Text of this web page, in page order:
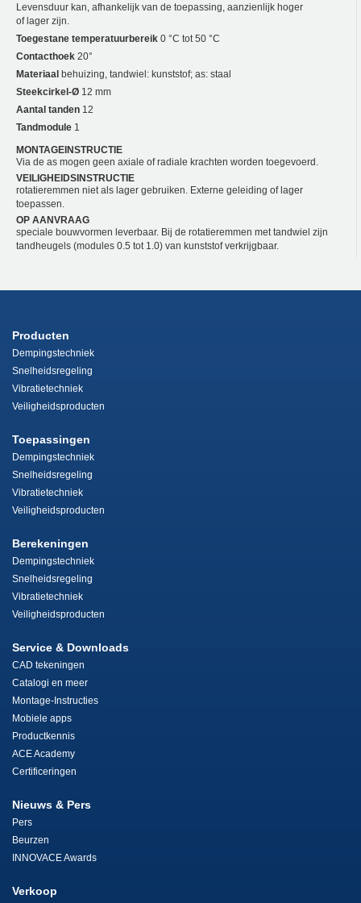
Levensduur kan, afhankelijk van de toepassing, aanzienlijk hoger
of lager zijn.
Toegestane temperatuurbereik 0 °C tot 50 °C
Contacthoek 20°
Materiaal behuizing, tandwiel: kunststof; as: staal
Steekcirkel-Ø 12 mm
Aantal tanden 12
Tandmodule 1
MONTAGEINSTRUCTIE
Via de as mogen geen axiale of radiale krachten worden toegevoerd.
VEILIGHEIDSINSTRUCTIE
rotatieremmen niet als lager gebruiken. Externe geleiding of lager
toepassen.
OP AANVRAAG
speciale bouwvormen leverbaar. Bij de rotatieremmen met tandwiel zijn
tandheugels (modules 0.5 tot 1.0) van kunststof verkrijgbaar.
Producten
Dempingstechniek
Snelheidsregeling
Vibratietechniek
Veiligheidsproducten
Toepassingen
Dempingstechniek
Snelheidsregeling
Vibratietechniek
Veiligheidsproducten
Berekeningen
Dempingstechniek
Snelheidsregeling
Vibratietechniek
Veiligheidsproducten
Service & Downloads
CAD tekeningen
Catalogi en meer
Montage-Instructies
Mobiele apps
Productkennis
ACE Academy
Certificeringen
Nieuws & Pers
Pers
Beurzen
INNOVACE Awards
Verkoop